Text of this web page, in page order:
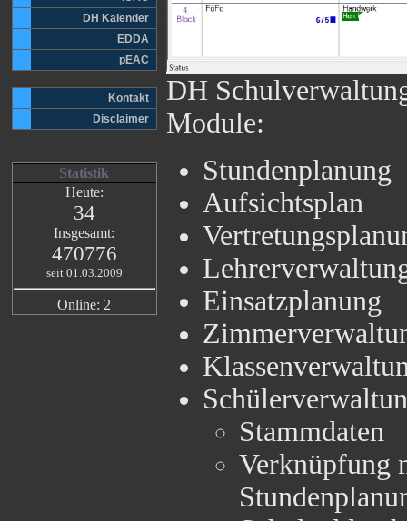
DH Kalender
EDDA
pEAC
Kontakt
Disclaimer
Statistik
Heute:
34
Insgesamt:
470776
seit 01.03.2009
Online: 2
DH
Module:
Stundenplanung
Aufsichtsplan
Einsatzplanung
Stammdaten
Verknüpfung